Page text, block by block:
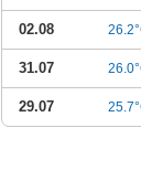
02.08
31.07
29.07